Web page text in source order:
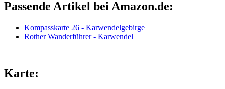
Passende Artikel bei Amazon.de:
Kompasskarte 26 - Karwendelgebirge
Rother Wanderführer - Karwendel
Karte: